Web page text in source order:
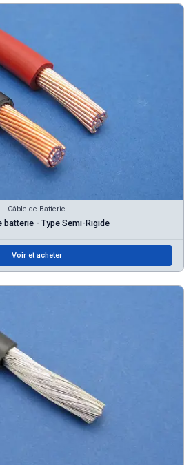
Câble de Batterie
batterie - Type Semi-Rigide
Voir et acheter